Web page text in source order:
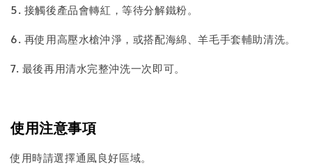
5. 接觸後產品會轉紅，等待分解鐵粉。
6. 再使用高壓水槍沖淨，或搭配海綿、羊毛手套輔助清洗。
7. 最後再用清水完整沖洗一次即可。
使用注意事項
使用時請選擇通風良好區域。